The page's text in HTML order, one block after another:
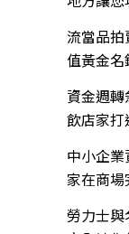
流當品
值黃金
資金週
飲店家
中小企
家在商場
勞力士